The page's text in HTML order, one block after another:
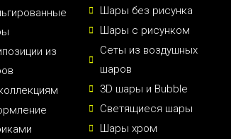
из
Шары без рисунка
Шары с рисунком
Сеты из воздушных
шаров
3D шары и Bubble
Светящиеся шары
Шары хром